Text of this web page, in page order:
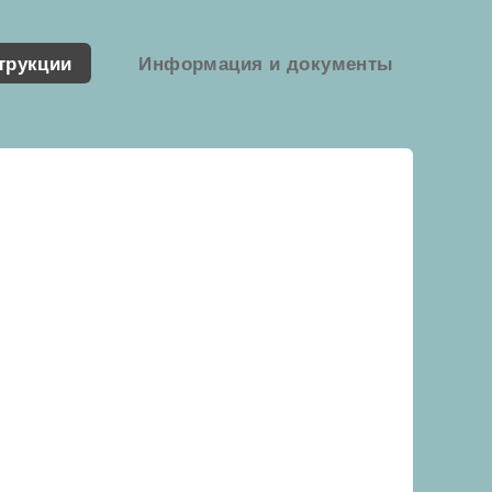
Информация и документы